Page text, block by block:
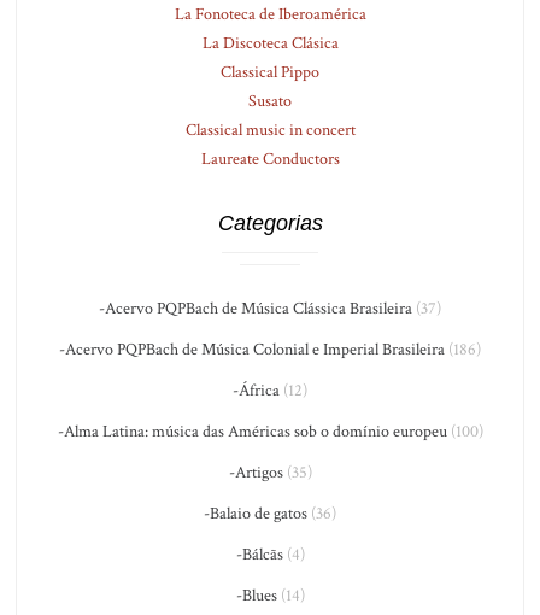
La Fonoteca de Iberoamérica
La Discoteca Clásica
Classical Pippo
Susato
Classical music in concert
Laureate Conductors
Categorias
-Acervo PQPBach de Música Clássica Brasileira (37)
-Acervo PQPBach de Música Colonial e Imperial Brasileira (186)
-África (12)
-Alma Latina: música das Américas sob o domínio europeu(100)
-Artigos(35)
-Balaio de gatos (36)
-Bálcãs(4)
-Blues(14)